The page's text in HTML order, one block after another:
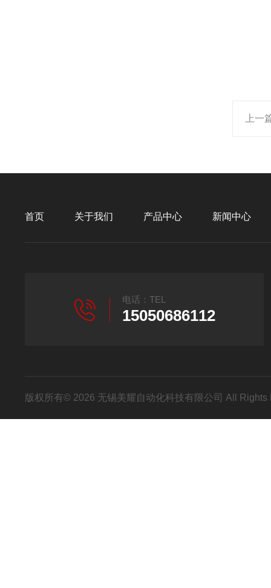
上一
首页 关于我们 产品中心 新闻中心
电话：TEL
15050686112
版权所有© 2026 无锡美耀自动化科技有限公司 All